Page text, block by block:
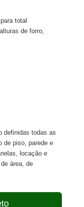
total
de forro,
definidas todas as
de piso, parede e
locação e
área, de